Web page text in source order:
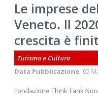
Le imprese
Veneto. Il
crescita è
Turismo e Cultura
Data Pubblicazione 05
Fondazione Think Tank Nord